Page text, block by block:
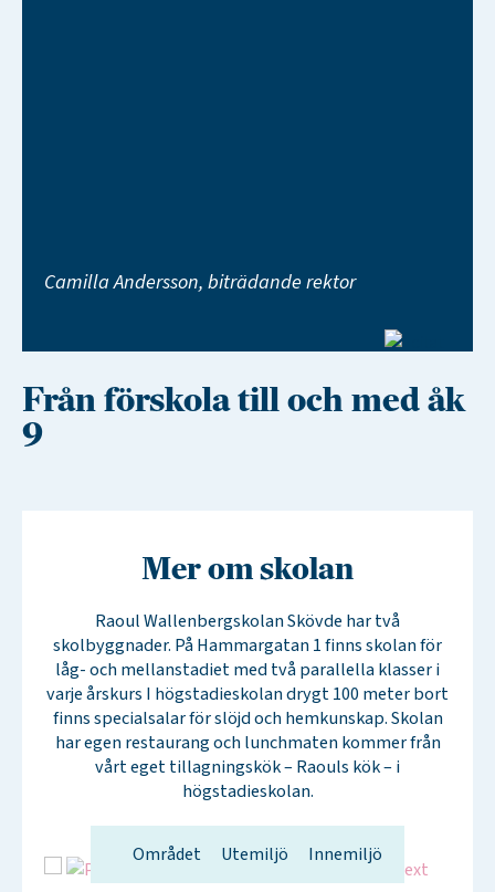
Camilla Andersson, biträdande rektor
Från förskola till och med åk
9
Mer om skolan
Raoul Wallenbergskolan Skövde har två
skolbyggnader. På Hammargatan 1 finns skolan för
låg- och mellanstadiet med två parallella klasser i
varje årskurs I högstadieskolan drygt 100 meter bort
finns specialsalar för slöjd och hemkunskap. Skolan
har egen restaurang och lunchmaten kommer från
vårt eget tillagningskök – Raouls kök – i
högstadieskolan.
Området Utemiljö Innemiljö